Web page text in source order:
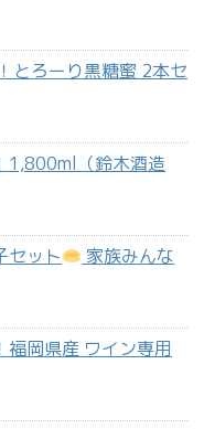
とろーり黒糖蜜 2本セ
1,800ml（鈴木酒造
セット
家族みんな
福岡県産 ワイン専用